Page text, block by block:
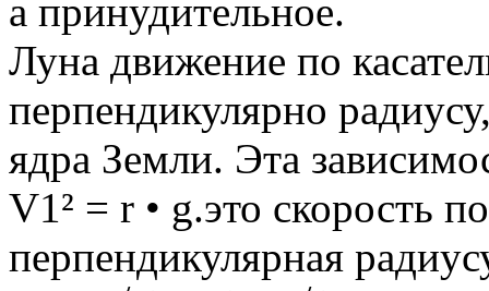
а принудительное.
Луна движение по
перпендикулярно
ядра Земли. Эта
V1² = r • g.это скорость
перпендикулярная